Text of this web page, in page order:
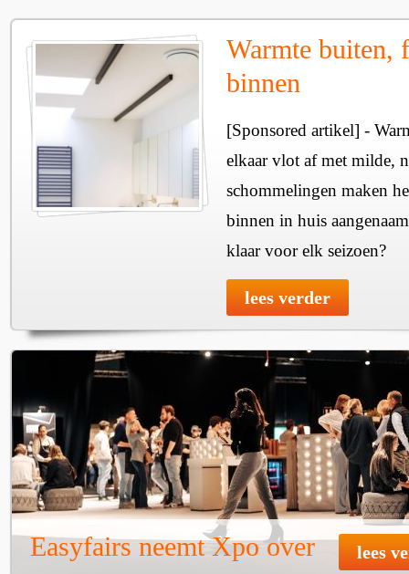
Warmte buiten,
binnen
[Sponsored artikel] -
elkaar vlot af met milde,
schommelingen maken
binnen in huis
klaar voor elk seizoen?
lees verder
Easyfairs neemt Xpo over lees